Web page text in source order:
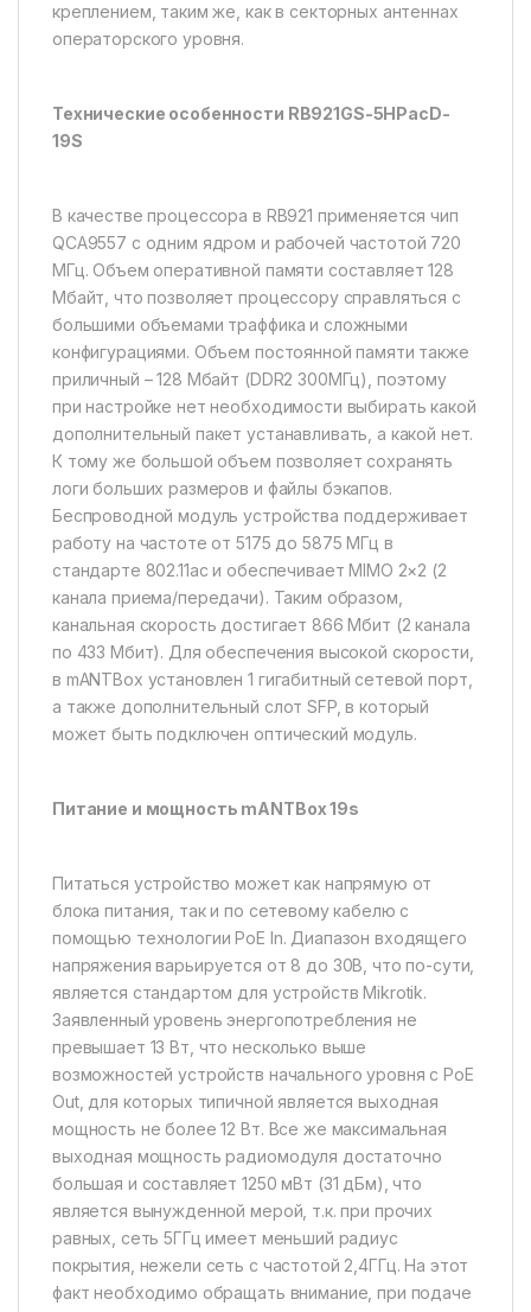
креплением, таким же, как в секторных антеннах
операторского уровня.
Технические особенности RB921GS-5HPacD-
19S
В качестве процессора в RB921 применяется чип
QCA9557 с одним ядром и рабочей частотой 720
МГц. Объем оперативной памяти составляет 128
Мбайт, что позволяет процессору справляться с
большими объемами траффика и сложными
конфигурациями. Объем постоянной памяти также
приличный – 128 Мбайт (DDR2 300МГц), поэтому
при настройке нет необходимости выбирать какой
дополнительный пакет устанавливать, а какой нет.
К тому же большой объем позволяет сохранять
логи больших размеров и файлы бэкапов.
Беспроводной модуль устройства поддерживает
работу на частоте от 5175 до 5875 МГц в
стандарте 802.11ac и обеспечивает MIMO 2×2 (2
канала приема/передачи). Таким образом,
канальная скорость достигает 866 Мбит (2 канала
по 433 Мбит). Для обеспечения высокой скорости,
в mANTBox установлен 1 гигабитный сетевой порт,
а также дополнительный слот SFP, в который
может быть подключен оптический модуль.
Питание и мощность mANTBox 19s
Питаться устройство может как напрямую от
блока питания, так и по сетевому кабелю с
помощью технологии PoE In. Диапазон входящего
напряжения варьируется от 8 до 30В, что по-сути,
является стандартом для устройств Mikrotik.
Заявленный уровень энергопотребления не
превышает 13 Вт, что несколько выше
возможностей устройств начального уровня с PoE
Out, для которых типичной является выходная
мощность не более 12 Вт. Все же максимальная
выходная мощность радиомодуля достаточно
большая и составляет 1250 мВт (31 дБм), что
является вынужденной мерой, т.к. при прочих
равных, сеть 5ГГц имеет меньший радиус
покрытия, нежели сеть с частотой 2,4ГГц. На этот
факт необходимо обращать внимание, при подаче